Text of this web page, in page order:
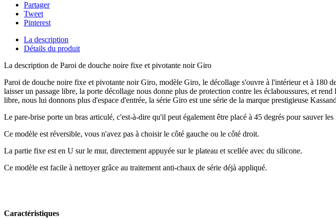
Partager
Tweet
Pinterest
La description
Détails du produit
La description de Paroi de douche noire fixe et pivotante noir Giro
Paroi de douche noire fixe et pivotante noir Giro, modèle Giro, le décollage s'ouvre à l'intérieur et à 180
laisser un passage libre, la porte décollage nous donne plus de protection contre les éclaboussures, et
libre, nous lui donnons plus d'espace d'entrée, la série Giro est une série de la marque prestigieuse
Le pare-brise porte un bras articulé, c'est-à-dire qu'il peut également être placé à 45 degrés pour sauver
Ce modèle est réversible, vous n'avez pas à choisir le côté gauche ou le côté droit.
La partie fixe est en U sur le mur, directement appuyée sur le plateau et scellée avec du silicone.
Ce modèle est facile à nettoyer grâce au traitement anti-chaux de série déjà appliqué.
Caractéristiques